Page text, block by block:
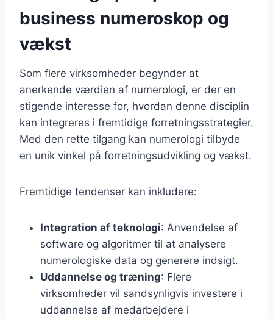
business numeroskop og
vækst
Som flere virksomheder begynder at
anerkende værdien af numerologi, er der en
stigende interesse for, hvordan denne disciplin
kan integreres i fremtidige forretningsstrategier.
Med den rette tilgang kan numerologi tilbyde
en unik vinkel på forretningsudvikling og vækst.
Fremtidige tendenser kan inkludere:
Integration af teknologi: Anvendelse af
software og algoritmer til at analysere
numerologiske data og generere indsigt.
Uddannelse og træning: Flere
virksomheder vil sandsynligvis investere i
uddannelse af medarbejdere i